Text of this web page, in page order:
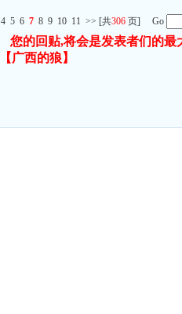
4 5 6 7 8 9 10 11 >> [共306 页] Go
您的回贴,将会是发表者们的
【广西的狼】